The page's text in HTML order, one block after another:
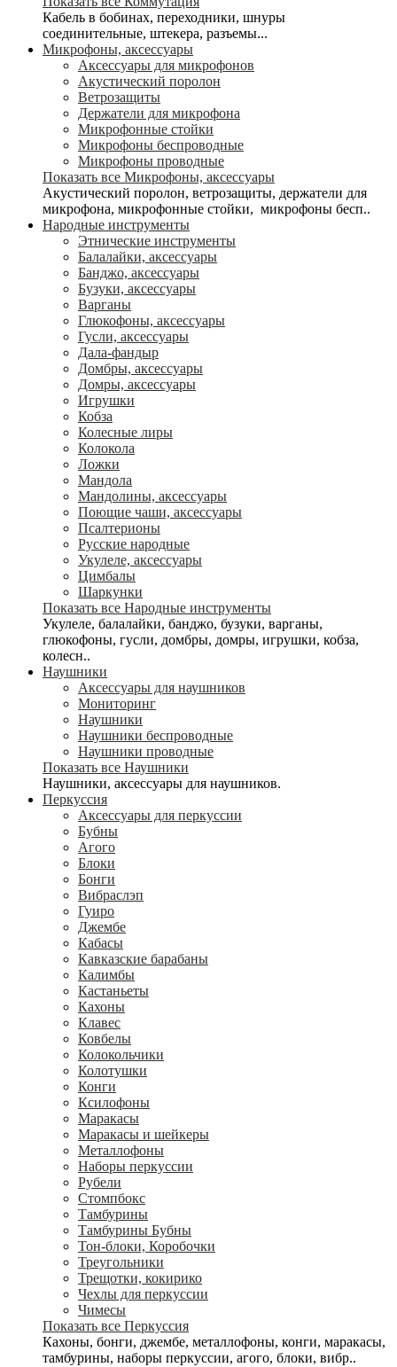
Кабель в бобинах, переходники, шнуры
соединительные, штекера, разъемы...
Микрофоны, аксессуары
Аксессуары для микрофонов
Акустический поролон
Ветрозащиты
Держатели для микрофона
Микрофонные стойки
Микрофоны беспроводные
Микрофоны проводные
Показать все Микрофоны, аксессуары
Акустический поролон, ветрозащиты, держатели для
микрофона, микрофонные стойки, микрофоны бесп..
Народные инструменты
Этнические инструменты
Балалайки, аксессуары
Банджо, аксессуары
Бузуки, аксессуары
Варганы
Глюкофоны, аксессуары
Гусли, аксессуары
Дала-фандыр
Домбры, аксессуары
Домры, аксессуары
Игрушки
Кобза
Колесные лиры
Колокола
Ложки
Мандола
Мандолины, аксессуары
Поющие чаши, аксессуары
Псалтерионы
Русские народные
Укулеле, аксессуары
Цимбалы
Шаркунки
Показать все Народные инструменты
Укулеле, балалайки, банджо, бузуки, варганы,
глюкофоны, гусли, домбры, домры, игрушки, кобза,
колесн..
Наушники
Аксессуары для наушников
Мониторинг
Наушники
Наушники беспроводные
Наушники проводные
Показать все Наушники
Наушники, аксессуары для наушников.
Перкуссия
Аксессуары для перкуссии
Бубны
Агого
Блоки
Бонги
Вибраслэп
Гуиро
Джембе
Кабасы
Кавказские барабаны
Калимбы
Кастаньеты
Кахоны
Клавес
Ковбелы
Колокольчики
Колотушки
Конги
Ксилофоны
Маракасы
Маракасы и шейкеры
Металлофоны
Наборы перкуссии
Рубели
Стомпбокс
Тамбурины
Тамбурины Бубны
Тон-блоки, Коробочки
Треугольники
Трещотки, кокирико
Чехлы для перкуссии
Чимесы
Показать все Перкуссия
Кахоны, бонги, джембе, металлофоны, конги, маракасы,
тамбурины, наборы перкуссии, агого, блоки, вибр..